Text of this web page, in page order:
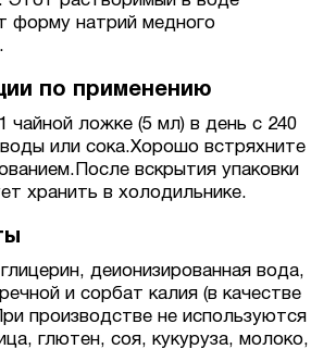
форму натрий медного
по применению
чайной ложке (5 мл) в день с 240
или сока.Хорошо встряхните
вскрытия упаковки
хранить в холодильнике.
деионизированная вода,
и сорбат калия (в качестве
производстве не используются
глютен, соя, кукуруза, молоко,